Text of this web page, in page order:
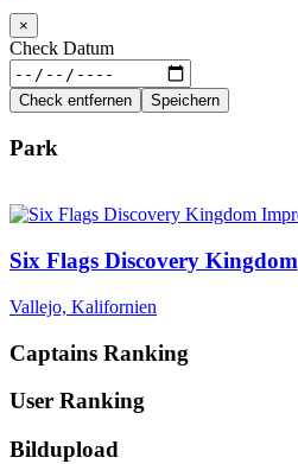
×
Check Datum
Check entfernen Speichern
Park
Six Flags Discovery Kingdom
Vallejo, Kalifornien
Captains Ranking
User Ranking
Bildupload